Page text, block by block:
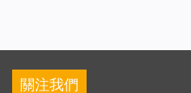
關注我們